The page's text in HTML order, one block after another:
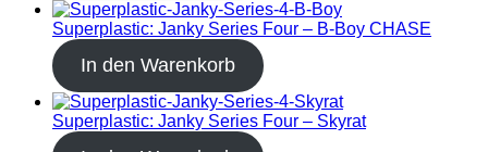
Superplastic: Janky Series Four – B-Boy CHASE
In den Warenkorb
Superplastic: Janky Series Four – Skyrat